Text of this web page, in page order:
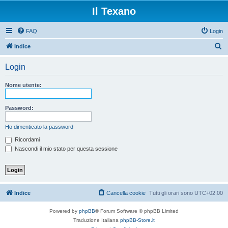
Il Texano
FAQ Login
Indice
Login
Nome utente:
Password:
Ho dimenticato la password
Ricordami
Nascondi il mio stato per questa sessione
Indice Tutti gli orari sono UTC+02:00
Cancella cookie
Powered by phpBB® Forum Software © phpBB Limited
Traduzione Italiana phpBB-Store.it